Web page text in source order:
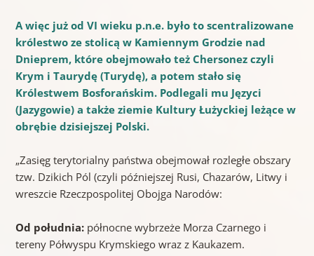
A więc już od VI wieku p.n.e. było to scentralizowane
królestwo ze stolicą w Kamiennym Grodzie nad
Dnieprem, które obejmowało też Chersonez czyli
Krym i Taurydę (Turydę), a potem stało się
Królestwem Bosforańskim. Podlegali mu Języci
(Jazygowie) a także ziemie Kultury Łużyckiej leżące w
obrębie dzisiejszej Polski.
„Zasięg terytorialny państwa obejmował rozległe obszary
tzw. Dzikich Pól (czyli późniejszej Rusi, Chazarów, Litwy i
wreszcie Rzeczpospolitej Obojga Narodów:
Od południa:północne wybrzeże Morza Czarnego i
tereny Półwyspu Krymskiego wraz z Kaukazem.